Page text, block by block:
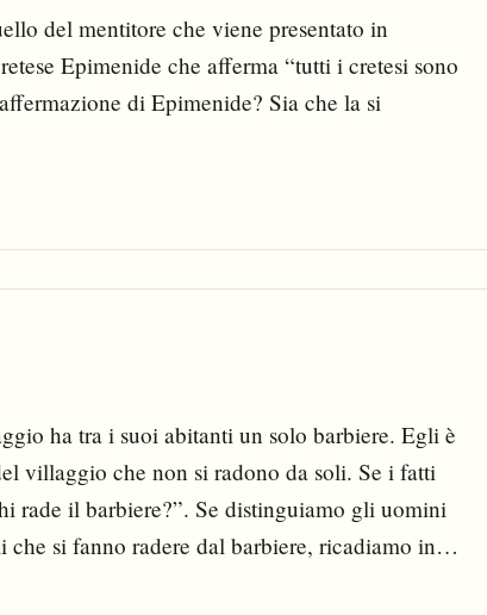
del mentitore che viene presentato in
Epimenide che afferma “tutti i cretesi sono
di Epimenide? Sia che la si
ha tra i suoi abitanti un solo barbiere. Egli è
villaggio che non si radono da soli. Se i fatti
rade il barbiere?”. Se distinguiamo gli uomini
si fanno radere dal barbiere, ricadiamo in